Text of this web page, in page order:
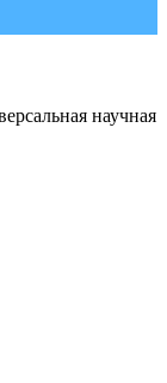
научная